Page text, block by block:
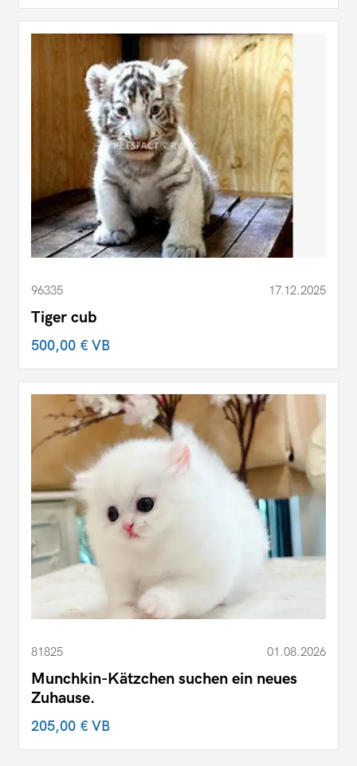
96335 17.12.2025
Tiger cub
500,00 €VB
81825 01.08.2026
Munchkin-Kätzchen suchen ein neues
Zuhause.
205,00 €VB